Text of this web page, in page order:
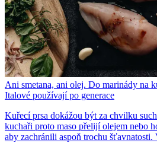
Ani smetana, ani olej. Do marinády na
Italové používají po generace
Kuřecí prsa dokážou být za chvilku
kuchaři proto maso přelijí olejem nebo
aby zachránili aspoň trochu